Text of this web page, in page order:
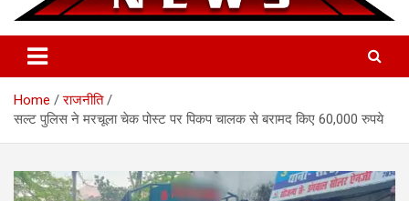
Raj Satta News
Home
राजनीति
सल्ट पुलिस ने मरचूला चेक पोस्ट पर पिकप चालक से बरामद किए 60,000 रुपये